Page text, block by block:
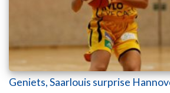
Geniets, Saarlouis surprise